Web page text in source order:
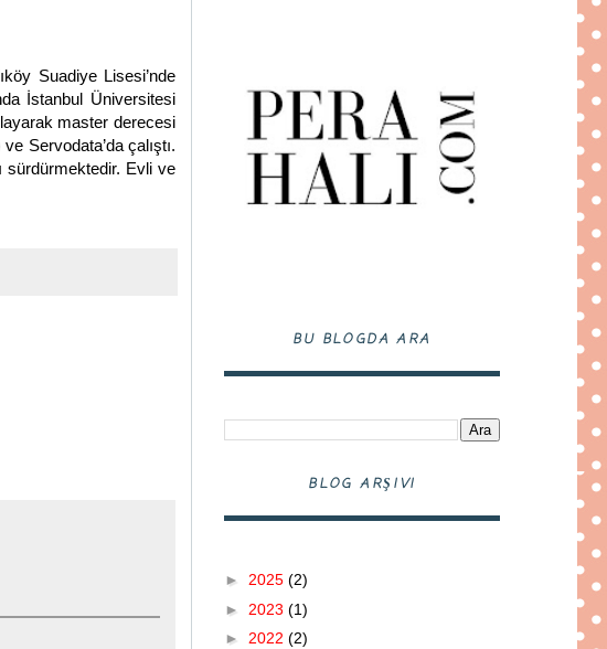
Suadiye Lisesi’nde
İstanbul Üniversitesi
master derecesi
Servodata’da çalıştı.
sürdürmektedir. Evli ve
BU BLOGDA ARA
BLOG ARŞIVI
► 2025 (2)
► 2023 (1)
► 2022 (2)